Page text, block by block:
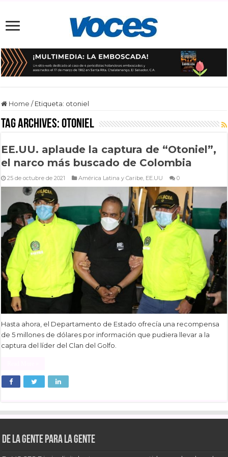
Home / Etiqueta: otoniel
Tag Archives:otoniel
EE.UU. aplaude la captura de “Otoniel”,
el narco más buscado de Colombia
25 de octubre de 2021 América Latina y Caribe, EE.UU 0
Hasta ahora, el Departamento de Estado ofrecía una recompensa
de 5 millones de dólares por información que pudiera llevar a la
captura del líder del Clan del Golfo.
De la gente para la gente